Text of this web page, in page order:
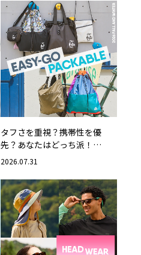
タフさを重視？携帯性を優
先？あなたはどっち派！
CHUMSの軽量バッグ
2026.07.31